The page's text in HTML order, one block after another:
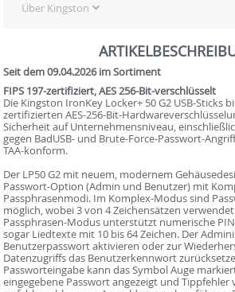
Über Kingston
Seit dem 09.04.2026 im Sortiment
FIPS 197-zertifiziert, AES 256-Bit-verschlüsselt
Die Kingston IronKey Locker+ 50 G2 USB-Sticks
zertifizierten AES-256-Bit-
Sicherheit auf Unternehmensniveau,
gegen BadUSB- und Brute-Force-Passwort-
TAA-konform.
Der LP50 G2 mit neuem, modernem
Passwort-Option (Admin und Benutzer) mit
Passphrasenmodi. Im Komplex-Modus sind
möglich, wobei 3 von 4 Zeichensätzen
Passphrasen-Modus unterstützt numerische
sogar Liedtexte mit 10 bis 64 Zeichen. Der
Benutzerpasswort aktivieren oder zur
Datenzugriffs das Benutzerkennwort
Passworteingabe kann das Symbol Auge
eingegebene Passwort angezeigt und